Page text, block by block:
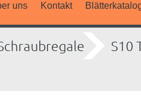
uns Kontakt
S10